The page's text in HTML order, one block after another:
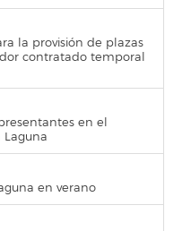
la provisión de plazas
contratado temporal
en el
Laguna
en verano